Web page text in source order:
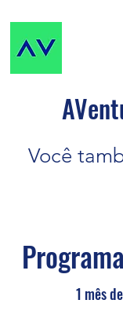
Você
1 mês